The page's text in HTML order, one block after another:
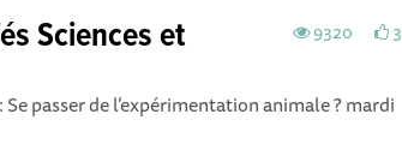
9320 3
Sciences et
passer de l’expérimentation animale ? mardi